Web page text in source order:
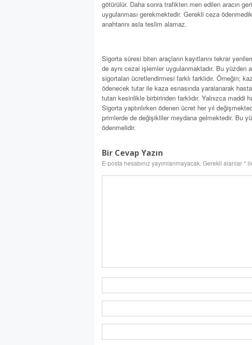
götürülür. Daha sonra trafikten men edilen aracın
uygulanması gerekmektedir. Gerekli ceza
anahtarını asla teslim alamaz.
Sigorta süresi biten araçların kayıtlarını tekrar
de aynı cezai işlemler uygulanmaktadır. Bu
sigortaları ücretlendirmesi farklı farklıdır. Örneğin;
ödenecek tutar ile kaza esnasında yaralanarak
tutarı kesinlikle birbirinden farklıdır. Yalnızca maddi
Sigorta yaptırılırken ödenen ücret her yıl
primlerde de değişikliler meydana gelmektedir. Bu
ödenmelidir.
Bir Cevap Yazın
E-posta hesabınız yayımlanmayacak. Gerekli alanlar*